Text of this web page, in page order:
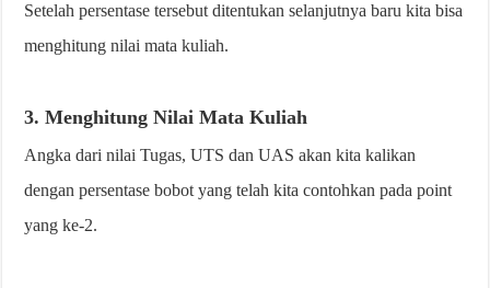
Setelah persentase tersebut ditentukan selanjutnya baru kita bisa
menghitung nilai mata kuliah.
3. Menghitung Nilai Mata Kuliah
Angka dari nilai Tugas, UTS dan UAS akan kita kalikan
dengan persentase bobot yang telah kita contohkan pada point
yang ke-2.